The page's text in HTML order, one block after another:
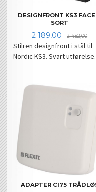
DESIGNFRONT KS3
SORT
Tilbud
2 189,00 2 452,00
Stilren designfront i stål til
Nordic KS3. Svart utførelse.
ADAPTER CI75